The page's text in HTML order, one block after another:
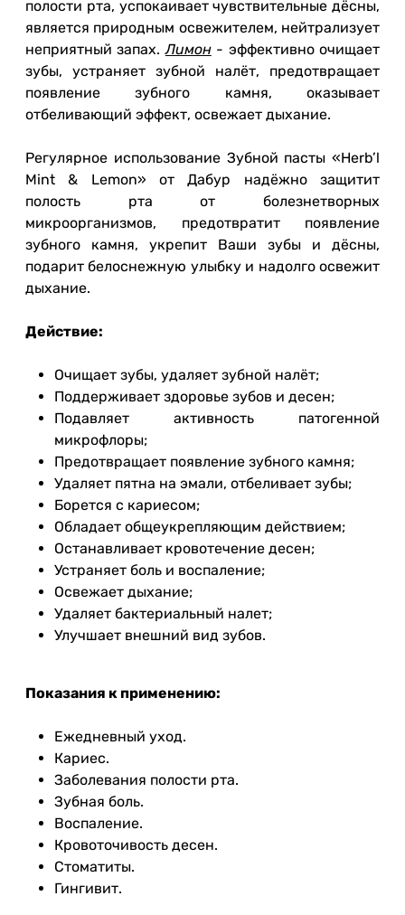
полости рта, успокаивает чувствительные дёсны,
является природным освежителем, нейтрализует
неприятный запах.Лимон - эффективно очищает
зубы, устраняет зубной налёт, предотвращает
появление зубного камня, оказывает
отбеливающий эффект, освежает дыхание.
Регулярное использование Зубной пасты «Herb’l
Mint & Lemon» от Дабур надёжно защитит
полость рта от болезнетворных
микроорганизмов, предотвратит появление
зубного камня, укрепит Ваши зубы и дёсны,
подарит белоснежную улыбку и надолго освежит
дыхание.
Действие:
Очищает зубы, удаляет зубной налёт;
Поддерживает здоровье зубов и десен;
Подавляет активность патогенной
микрофлоры;
Предотвращает появление зубного камня;
Удаляет пятна на эмали, отбеливает зубы;
Борется с кариесом;
Обладает общеукрепляющим действием;
Останавливает кровотечение десен;
Устраняет боль и воспаление;
Освежает дыхание;
Удаляет бактериальный налет;
Улучшает внешний вид зубов.
Показания к применению:
Ежедневный уход.
Кариес.
Заболевания полости рта.
Зубная боль.
Воспаление.
Кровоточивость десен.
Стоматиты.
Гингивит.